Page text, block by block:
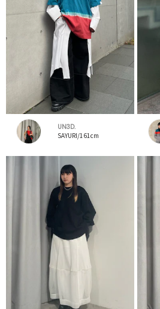
UN3D.
SAYURI/161cm